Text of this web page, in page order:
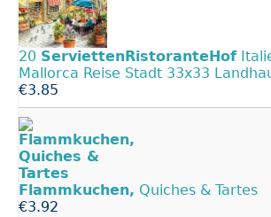
20 ServiettenRistoranteHof
Mallorca Reise Stadt 33x33
€3.85
Flammkuchen, Quiches & Tartes
€3.92